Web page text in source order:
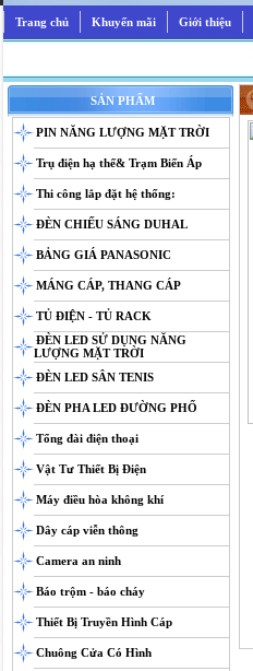
Trang chủ Khuyến mãi Giới thiệu
SẢN PHẨM
PIN NĂNG LƯỢNG MẶT TRỜI
Trụ điện hạ thế& Trạm Biến Áp
Thi công lắp đặt hệ thống:
ĐÈN CHIẾU SÁNG DUHAL
BẢNG GIÁ PANASONIC
MÁNG CÁP, THANG CÁP
TỦ ĐIỆN - TỦ RACK
ĐÈN LED SỬ DỤNG NĂNG
LƯỢNG MẶT TRỜI
ĐÈN LED SÂN TENIS
ĐÈN PHA LED ĐƯỜNG PHỐ
Tổng đài điện thoại
Vật Tư Thiết Bị Điện
Máy điều hòa không khí
Dây cáp viễn thông
Camera an ninh
Báo trộm - báo cháy
Thiết Bị Truyền Hình Cáp
Chuông Cửa Có Hình